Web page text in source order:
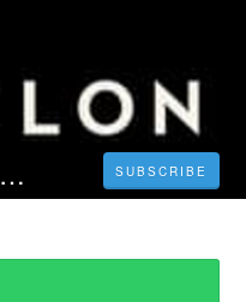
巴比倫線上看HD－【2023-TW】小鴨電影完整版 | 中文字幕【1080P】 SUBSCRIBE